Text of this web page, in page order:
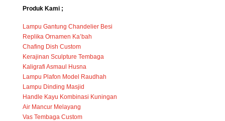
Produk Kami ;
Lampu Gantung Chandelier Besi
Replika Ornamen Ka’bah
Chafing Dish Custom
Kerajinan Sculpture Tembaga
Kaligrafi Asmaul Husna
Lampu Plafon Model Raudhah
Lampu Dinding Masjid
Handle Kayu Kombinasi Kuningan
Air Mancur Melayang
Vas Tembaga Custom